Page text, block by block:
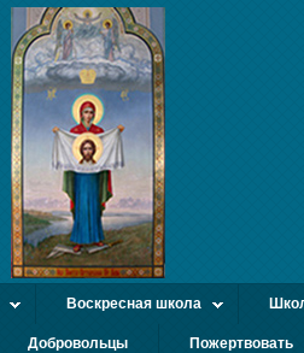
Воскресная школа
Добровольцы Пожертвовать